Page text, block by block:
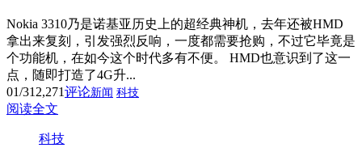
Nokia 3310乃是诺基亚历史上的超经典神机，去年还被HMD
拿出来复刻，引发强烈反响，一度都需要抢购，不过它毕竟是
个功能机，在如今这个时代多有不便。 HMD也意识到了这一
点，随即打造了4G升...
01/31 2,271评论新闻 科技
阅读全文
科技